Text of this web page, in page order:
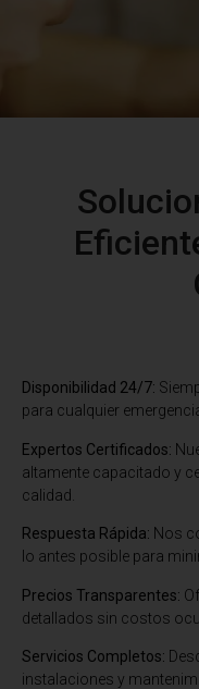
Disponibilidad 24/7:
para cualquier
Expertos Certificados:
altamente capacitado y
calidad.
Respuesta Rápida: Nos
lo antes posible para
Precios Transparentes:
detallados sin costos
Servicios Completos:
instalaciones y